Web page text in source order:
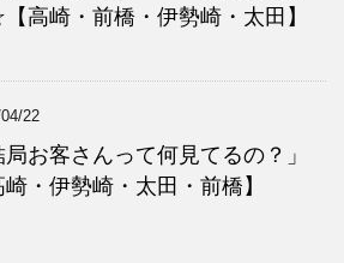
高崎・前橋・伊勢崎・太田】
22
局お客さんって何見てるの？」
崎・伊勢崎・太田・前橋】